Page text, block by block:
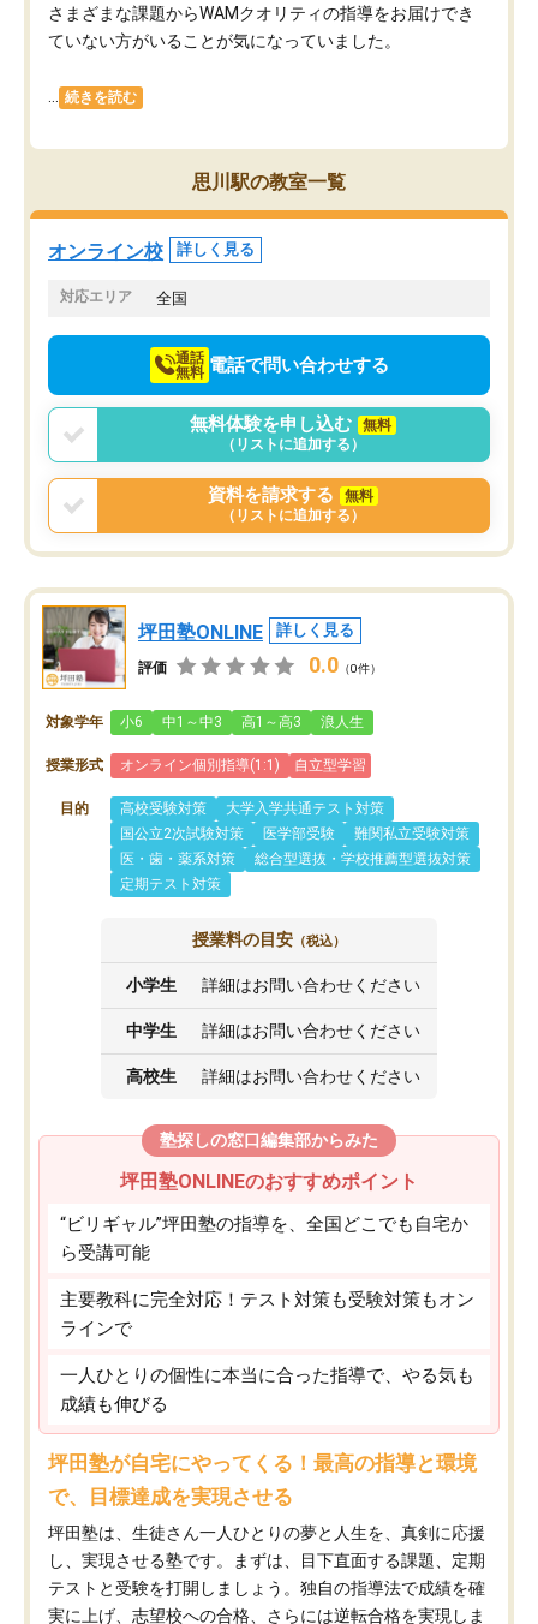
さまざまな課題からWAMクオリティの指導をお届けでき
ていない方がいることが気になっていました。
続きを読む
思川駅の教室一覧
オンライン校 詳しく見る
対応エリア 全国
通話
無料 電話で問い合わせする
無料体験を申し込む
無料
（リストに追加する）
資料を請求する
無料
（リストに追加する）
坪田塾ONLINE 詳しく見る
評価 0.0 （0件）
対象学年 小6 中1～中3 高1～高3 浪人生
授業形式 オンライン個別指導(1:1) 自立型学習
目的 高校受験対策
大学入学共通テスト対策
国公立2次試験対策
医学部受験
難関私立受験対策
医・歯・薬系対策
総合型選抜・学校推薦型選抜対策
定期テスト対策
授業料の目安 （税込）
小学生 詳細はお問い合わせください
中学生 詳細はお問い合わせください
高校生 詳細はお問い合わせください
塾探しの窓口編集部からみた
坪田塾ONLINEのおすすめポイント
“ビリギャル”坪田塾の指導を、全国どこでも自宅か
ら受講可能
主要教科に完全対応！テスト対策も受験対策もオン
ラインで
一人ひとりの個性に本当に合った指導で、やる気も
成績も伸びる
坪田塾が自宅にやってくる！最高の指導と環境
で、目標達成を実現させる
坪田塾は、生徒さん一人ひとりの夢と人生を、真剣に応援
し、実現させる塾です。まずは、目下直面する課題、定期
テストと受験を打開しましょう。独自の指導法で成績を確
実に上げ、志望校への合格、さらには逆転合格を実現しま